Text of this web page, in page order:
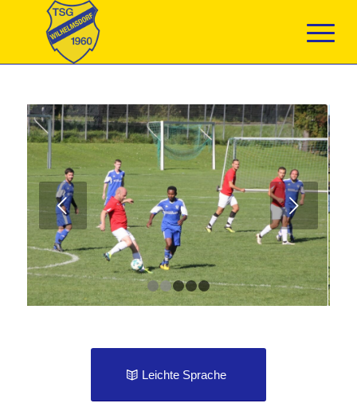
Weiter
1 2 3 4 5
Leichte Sprache